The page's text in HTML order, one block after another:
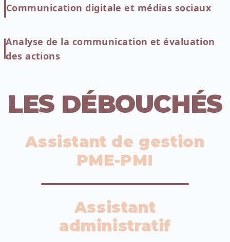
Communication digitale et médias sociaux
Analyse de la communication et évaluation
des actions
LES DÉBOUCHÉS
Assistant de gestion
PME-PMI
Assistant
administratif